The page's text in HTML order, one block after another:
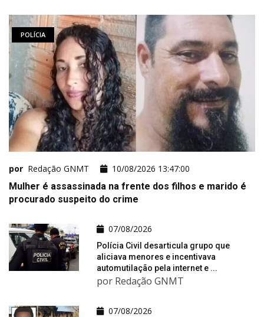
POLÍCIA
por Redação GNMT
10/08/2026 13:47:00
Mulher é assassinada na frente dos filhos e marido é
procurado suspeito do crime
07/08/2026
Polícia Civil desarticula grupo que
aliciava menores e incentivava
automutilação pela internet e ...
por Redação GNMT
07/08/2026